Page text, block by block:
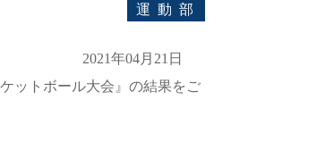
運動部
2021年04月21日
ットボール大会』の結果をご